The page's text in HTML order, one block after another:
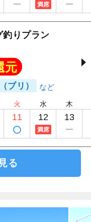
満席
釣りプラン
元
ブリ）
火
11
水
12
満席
木
13
る